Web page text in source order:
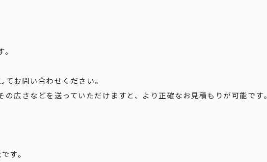
お問い合わせください。
広さなどを送っていただけますと、より正確なお見積もりが可能です。
す。